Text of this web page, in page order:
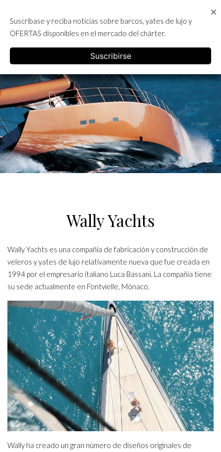
content
ALQUILER DE YATES EN IBIZA
Wally Yachts
Wally Yachts es una compañía de fabricación y construcción de
veleros y yates de lujo relativamente nueva que fue creada en
1994 por el empresario italiano Luca Bassani. La compañía tiene
su sede actualmente en Fontvielle, Mónaco.
Wally ha creado un gran número de diseños originales de
Suscríbase y reciba noticias sobre barcos, yates de lujo y
OFERTAS disponibles en el mercado del chárter.
Suscribirse